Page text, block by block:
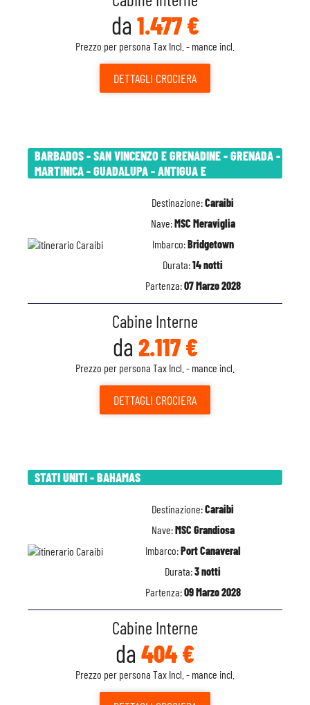
da 1.477 €
Prezzo per persona Tax Incl. - mance incl.
DETTAGLI CROCIERA
BARBADOS - SAN VINCENZO E GRENADINE - GRENADA -
MARTINICA - GUADALUPA - ANTIGUA E
Destinazione:Caraibi
Nave:MSC Meraviglia
Imbarco:Bridgetown
Durata:14 notti
Partenza:07 Marzo 2028
Cabine Interne
da 2.117 €
Prezzo per persona Tax Incl. - mance incl.
DETTAGLI CROCIERA
STATI UNITI - BAHAMAS
Destinazione:Caraibi
Nave:MSC Grandiosa
Imbarco:Port Canaveral
Durata:3 notti
Partenza:09 Marzo 2028
Cabine Interne
da 404 €
Prezzo per persona Tax Incl. - mance incl.